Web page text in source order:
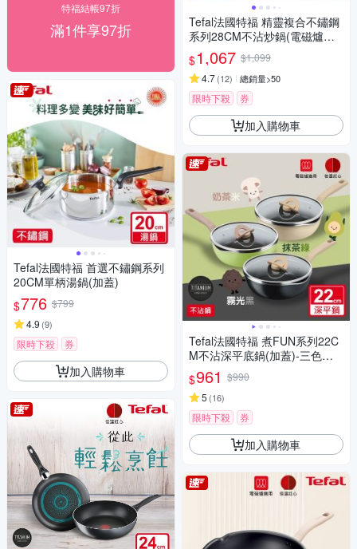
特福結帳97折
滿1件享97折
Tefal法國特福 首選不鏽鋼系列
20CM單柄湯鍋(加蓋)
$776 $799
4.9 (9)
限時下殺 券
加入購物車
Tefal法國特福 精靈複合不鏽鋼
系列28CM不沾炒鍋(電磁爐適
用)
$1,067 $1,099
4.7(12) 總銷量>50
限時下殺 券
加入購物車
Tefal法國特福 煮FUN系列22C
M不沾深平底鍋(加蓋)-三色可
選(適用電磁爐)
$961 $990
5 (16)
限時下殺 券
加入購物車